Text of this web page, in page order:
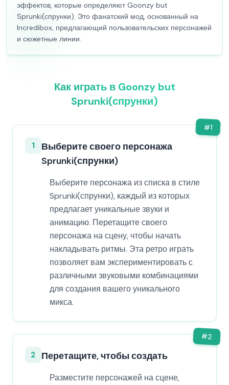
эффектов, которые определяют Goonzy but
Sprunki(спрунки). Это фанатский мод, основанный на
Incredibox, предлагающий пользовательских персонажей
и сюжетные линии.
Как играть в Goonzy but
Sprunki(спрунки)
#1
1
Выберите своего персонажа
Sprunki(спрунки)
Выберите персонажа из списка в стиле
Sprunki(спрунки), каждый из которых
предлагает уникальные звуки и
анимацию. Перетащите своего
персонажа на сцену, чтобы начать
накладывать ритмы. Эта ретро играть
позволяет вам экспериментировать с
различными звуковыми комбинациями
для создания вашего уникального
микса.
#2
2 Перетащите, чтобы создать
Разместите персонажей на сцене,